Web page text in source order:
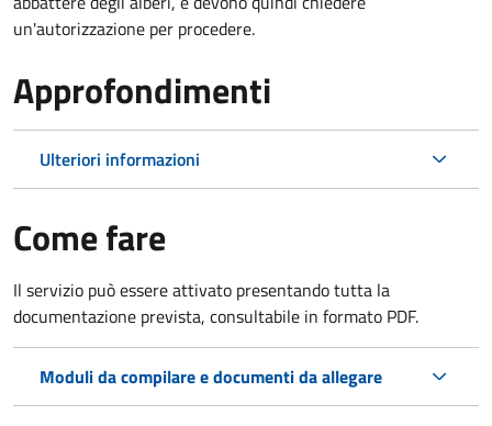
un'autorizzazione per procedere.
Approfondimenti
Ulteriori informazioni
Come fare
Il servizio può essere attivato presentando tutta la
documentazione prevista, consultabile in formato PDF.
Moduli da compilare e documenti da allegare